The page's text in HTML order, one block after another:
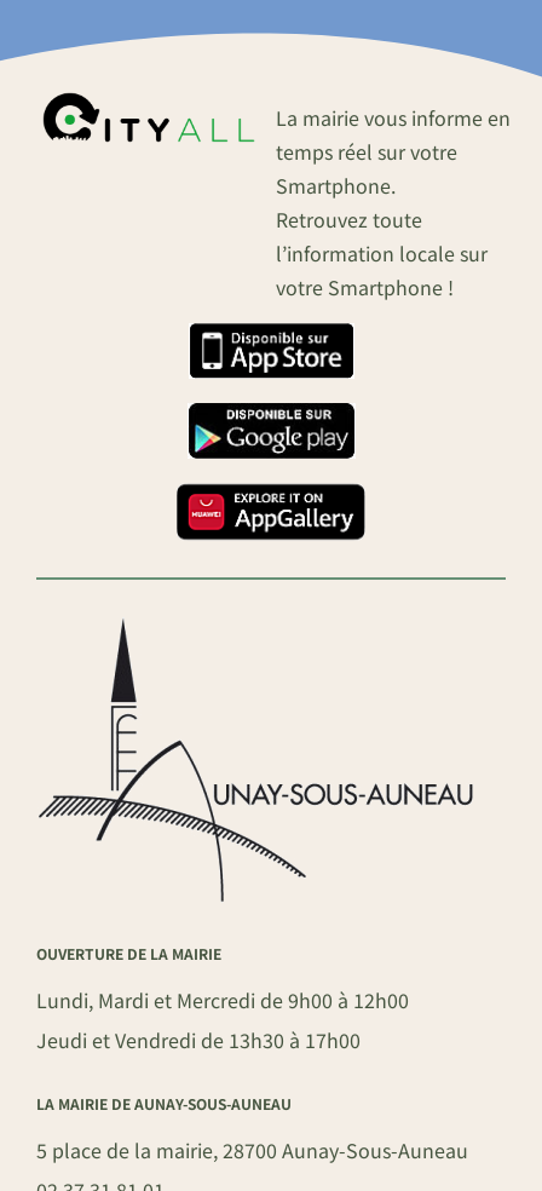
La mairie vous informe en
temps réel sur votre
Smartphone.
Retrouvez toute
l’information locale sur
votre Smartphone !
OUVERTURE DE LA MAIRIE
Lundi, Mardi et Mercredi de 9h00 à 12h00
Jeudi et Vendredi de 13h30 à 17h00
LA MAIRIE DE AUNAY-SOUS-AUNEAU
5 place de la mairie, 28700 Aunay-Sous-Auneau